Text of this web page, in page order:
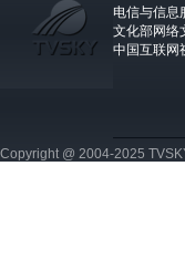
电信与信息
文化部网络
中国互联网
Copyright @ 2004-2025